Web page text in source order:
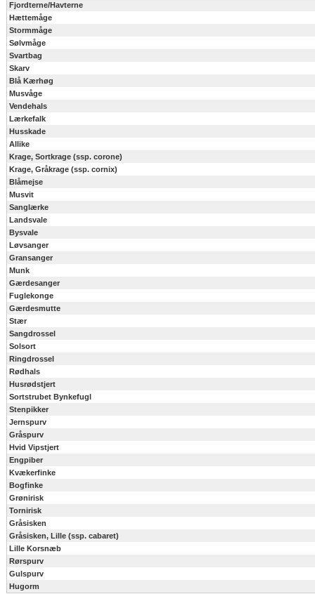
Fjordterne/Havterne
Hættemåge
Stormmåge
Sølvmåge
Svartbag
Skarv
Blå Kærhøg
Musvåge
Vendehals
Lærkefalk
Husskade
Allike
Krage, Sortkrage (ssp. corone)
Krage, Gråkrage (ssp. cornix)
Blåmejse
Musvit
Sanglærke
Landsvale
Bysvale
Løvsanger
Gransanger
Munk
Gærdesanger
Fuglekonge
Gærdesmutte
Stær
Sangdrossel
Solsort
Ringdrossel
Rødhals
Husrødstjert
Sortstrubet Bynkefugl
Stenpikker
Jernspurv
Gråspurv
Hvid Vipstjert
Engpiber
Kvækerfinke
Bogfinke
Grønirisk
Tornirisk
Gråsisken
Gråsisken, Lille (ssp. cabaret)
Lille Korsnæb
Rørspurv
Gulspurv
Hugorm